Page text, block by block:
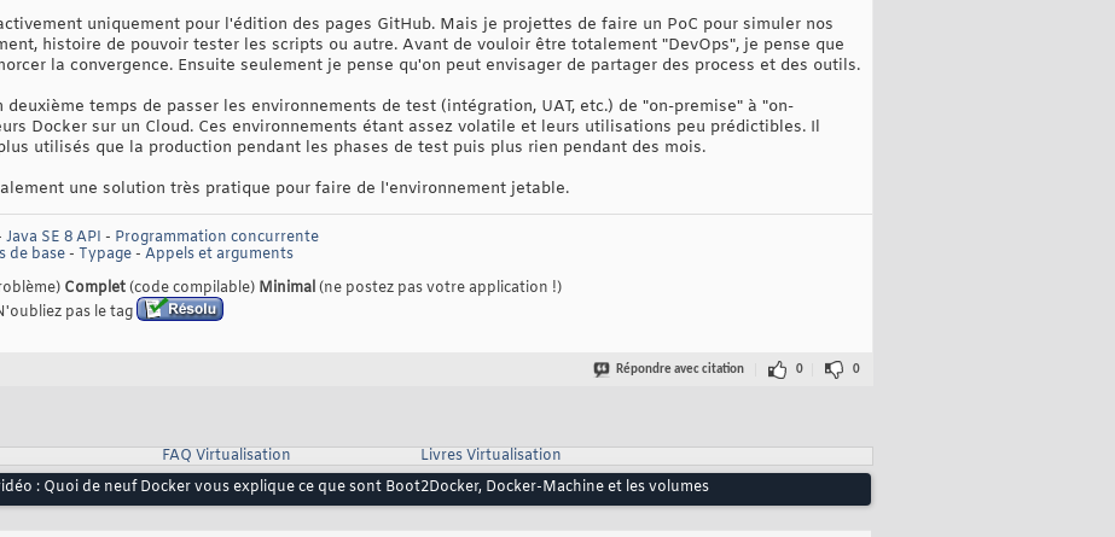
uniquement pour l'édition des pages GitHub. Mais je projettes de faire un PoC pour simuler nos
histoire de pouvoir tester les scripts ou autre. Avant de vouloir être totalement "DevOps", je pense que
la convergence. Ensuite seulement je pense qu'on peut envisager de partager des process et des outils.
deuxième temps de passer les environnements de test (intégration, UAT, etc.) de "on-premise" à "on-
Docker sur un Cloud. Ces environnements étant assez volatile et leurs utilisations peu prédictibles. Il
utilisés que la production pendant les phases de test puis plus rien pendant des mois.
une solution très pratique pour faire de l'environnement jetable.
Java SE 8 API - Programmation concurrente
de base- Typage- Appels et arguments
Complet(code compilable) Minimal(ne postez pas votre application !)
pas le tag
Répondre avec citation 0 0
FAQ Virtualisation
Livres Virtualisation
: Quoi de neuf Docker vous explique ce que sont Boot2Docker, Docker-Machine et les volumes